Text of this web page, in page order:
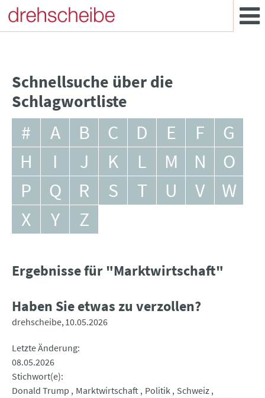
Schnellsuche über die
Schlagwortliste
# A B C D E F
G
H
I J K L M N
O
P
Q R S T U V
W
X
Y Z
Ergebnisse für "Marktwirtschaft"
Haben Sie etwas zu verzollen?
drehscheibe 10.05.2026
Letzte Änderung
08.05.2026
Stichwort(e)
Donald Trump
Marktwirtschaft Politik Schweiz